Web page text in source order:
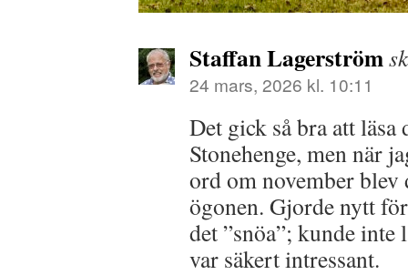
Staffan Lagerström
24 mars, 2026 kl. 10:11
Det gick så bra att
Stonehenge, men när
ord om november
ögonen. Gjorde nytt
det ”snöa”; kunde inte
var säkert intressant.